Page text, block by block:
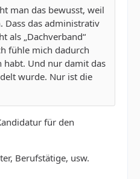
man das bewusst, weil
Dass das administrativ
als „Dachverband“
fühle mich dadurch
habt. Und nur damit das
wurde. Nur ist die
für den
Berufstätige, usw.